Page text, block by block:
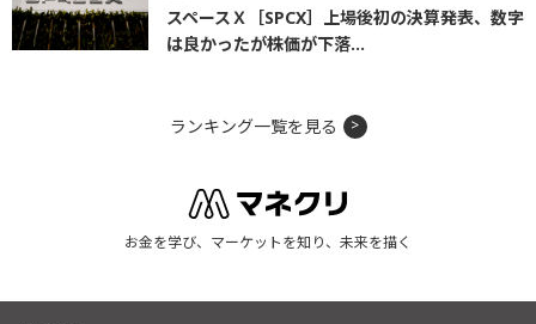
スペースＸ［SPCX］上場後初の決算発表、数字
は良かったが株価が下落...
ランキング一覧を見る
お金を学び、マーケットを知り、未来を描く